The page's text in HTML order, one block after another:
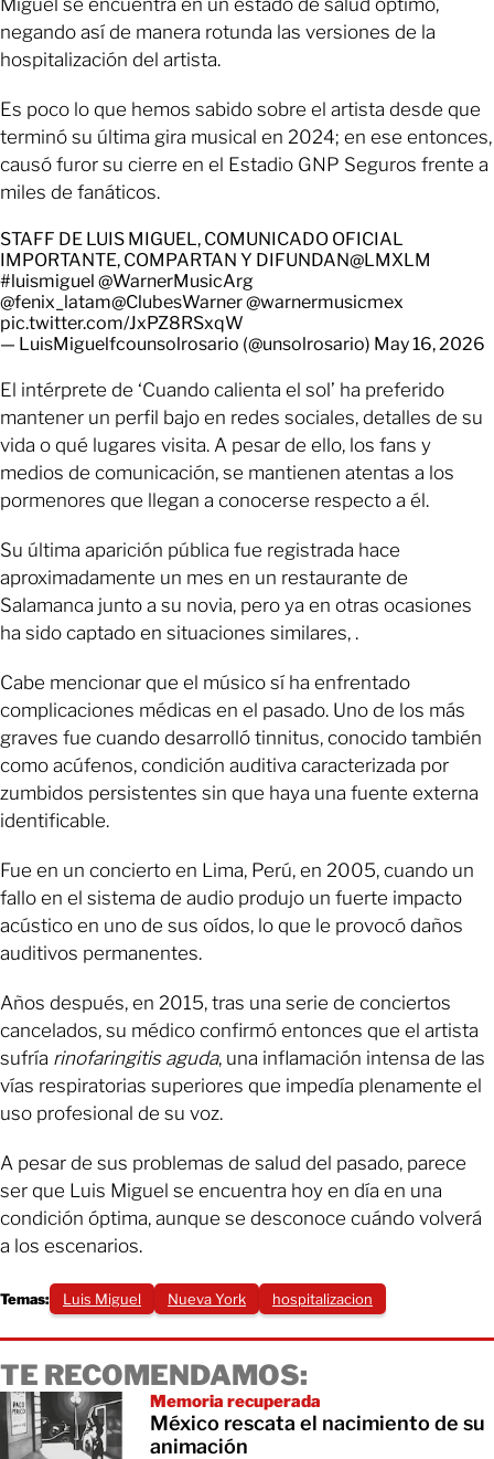
negando así de manera rotunda las versiones de la
hospitalización del artista.
Es poco lo que hemos sabido sobre el artista desde que
terminó su última gira musical en 2024; en ese entonces,
causó furor su cierre en el Estadio GNP Seguros frente a
miles de fanáticos.
STAFF DE LUIS MIGUEL, COMUNICADO OFICIAL
IMPORTANTE, COMPARTAN Y DIFUNDAN@LMXLM
#luismiguel @WarnerMusicArg
@fenix_latam@ClubesWarner@warnermusicmex
pic.twitter.com/JxPZ8RSxqW
— LuisMiguelfcounsolrosario (@unsolrosario) May 16, 2026
El intérprete de ‘Cuando calienta el sol’ ha preferido
mantener un perfil bajo en redes sociales, detalles de su
vida o qué lugares visita. A pesar de ello, los fans y
medios de comunicación, se mantienen atentas a los
pormenores que llegan a conocerse respecto a él.
Su última aparición pública fue registrada hace
aproximadamente un mes en un restaurante de
Salamanca junto a su novia, pero ya en otras ocasiones
ha sido captado en situaciones similares, .
Cabe mencionar que el músico sí ha enfrentado
complicaciones médicas en el pasado. Uno de los más
graves fue cuando desarrolló tinnitus, conocido también
como acúfenos, condición auditiva caracterizada por
zumbidos persistentes sin que haya una fuente externa
identificable.
Fue en un concierto en Lima, Perú, en 2005, cuando un
fallo en el sistema de audio produjo un fuerte impacto
acústico en uno de sus oídos, lo que le provocó daños
auditivos permanentes.
Años después, en 2015, tras una serie de conciertos
cancelados, su médico confirmó entonces que el artista
sufría rinofaringitis aguda, una inflamación intensa de las
vías respiratorias superiores que impedía plenamente el
uso profesional de su voz.
A pesar de sus problemas de salud del pasado, parece
ser que Luis Miguel se encuentra hoy en día en una
condición óptima, aunque se desconoce cuándo volverá
a los escenarios.
Temas: Luis Miguel Nueva York hospitalizacion
TE RECOMENDAMOS:
Memoria recuperada
México rescata el nacimiento de su
animación